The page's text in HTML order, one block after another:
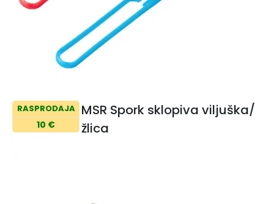
RASPRODAJA
10 €
MSR Spork sklopiva viljuška/
žlica